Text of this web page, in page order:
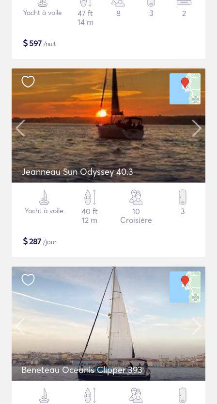
Yacht à voile
47 ft
14 m
8 3 2
$597 /nuit
Jeanneau Sun Odyssey 40.3
Yacht à voile
40 ft
12 m
10
Croisière
3
$287 /jour
Beneteau Oceanis Clipper 393